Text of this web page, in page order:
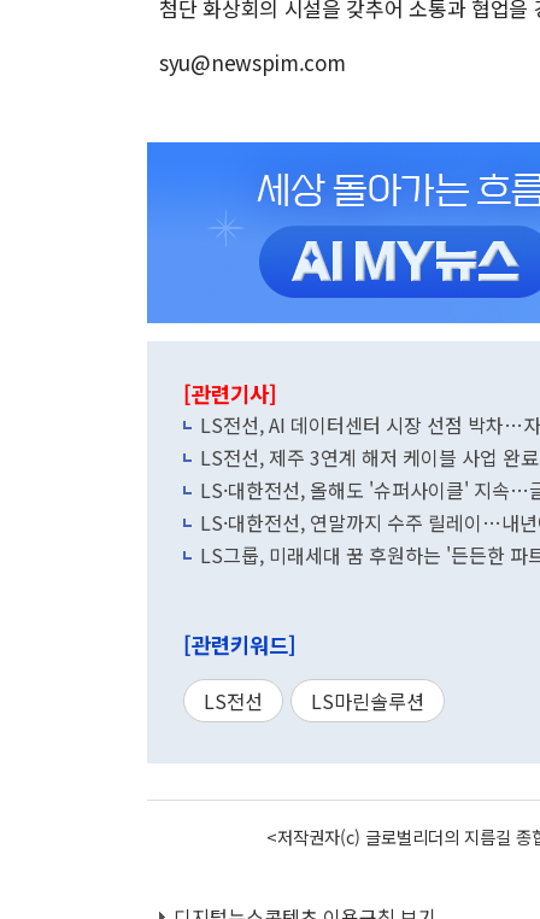
첨단 화상회의 시설을 갖추어 소통과 협업을
syu@newspim.com
[관련기사]
LS전선, AI 데이터센터 시장 선점 박차…
LS전선, 제주 3연계 해저 케이블 사업 완
LS·대한전선, 올해도 '슈퍼사이클' 지속…
LS·대한전선, 연말까지 수주 릴레이…내
LS그룹, 미래세대 꿈 후원하는 '든든한 파
[관련키워드]
LS전선 LS마린솔루션
<저작권자(c) 글로벌리더의 지름길